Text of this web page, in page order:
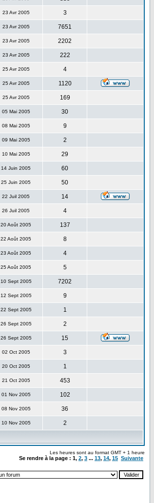
23 Avr 2005 3
23 Avr 2005 7651
23 Avr 2005 2202
23 Avr 2005 222
25 Avr 2005 4
25 Avr 2005 1120
25 Avr 2005 169
05 Mai 2005 30
08 Mai 2005 9
09 Mai 2005 2
10 Mai 2005 29
14 Juin 2005 60
25 Juin 2005 50
22 Juil 2005 14
26 Juil 2005 4
20 Août 2005 137
22 Août 2005 8
23 Août 2005 4
25 Août 2005 5
10 Sept 2005 7202
12 Sept 2005 9
22 Sept 2005 1
26 Sept 2005 2
26 Sept 2005 15
02 Oct 2005 3
20 Oct 2005 1
21 Oct 2005 453
01 Nov 2005 102
08 Nov 2005 36
10 Nov 2005 2
Les heures sont au format GMT + 1 heure
Se rendre à la page : 1, 2, 3 ... 13, 14, 15 Suivante